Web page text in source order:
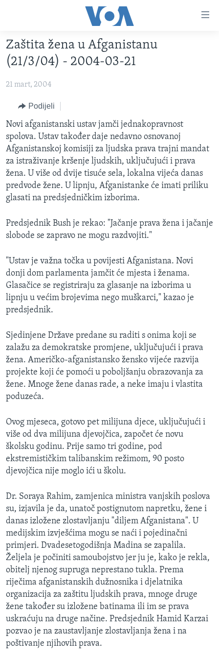
glavni
sadržaj
Pređi
na
navigaciju
Idi
na
pretragu
TV PROGRAM
VIDEO
FOTOGRAFIJE DANA
VIJESTI
SJEDINJENE AMERIČKE DRŽAVE
BOSNA I HERCEGOVINA
SVIJET
NAUKA I TEHNOLOGIJA
SPECIJALNI PROJEKTI
KORUPCIJA
SLOBODA MEDIJA
ŽENSKA STRANA
MAGAZIN
Learning English
PRATITE NAS
Jezici
Zaštita žena u Afganistanu
(21/3/04) - 2004-03-21
21 mart, 2004
Podijeli
Novi afganistanski ustav jamči jednakopravnost
spolova. Ustav također daje nedavno osnovanoj
Afganistanskoj komisiji za ljudska prava trajni mandat
za istraživanje kršenje ljudskih, uključujući i prava
žena. U više od dvije tisuće sela, lokalna vijeća danas
predvode žene. U lipnju, Afganistanke će imati priliku
glasati na predsjedničkim izborima.
Predsjednik Bush je rekao: "Jačanje prava žena i jačanje
slobode se zapravo ne mogu razdvojiti."
"Ustav je važna točka u povijesti Afganistana. Novi
donji dom parlamenta jamčit će mjesta i ženama.
Glasačice se registriraju za glasanje na izborima u
lipnju u većim brojevima nego muškarci," kazao je
predsjednik.
Sjedinjene Države predane su raditi s onima koji se
zalažu za demokratske promjene, uključujući i prava
žena. Američko-afganistansko žensko vijeće razvija
projekte koji će pomoći u poboljšanju obrazovanja za
žene. Mnoge žene danas rade, a neke imaju i vlastita
poduzeća.
Ovog mjeseca, gotovo pet milijuna djece, uključujući i
više od dva milijuna djevojčica, započet će novu
školsku godinu. Prije samo tri godine, pod
ekstremističkim talibanskim režimom, 90 posto
djevojčica nije moglo ići u školu.
Dr. Soraya Rahim, zamjenica ministra vanjskih poslova
su, izjavila je da, unatoč postignutom napretku, žene i
danas izložene zlostavljanju "diljem Afganistana". U
medijskim izvješćima mogu se naći i pojedinačni
primjeri. Dvadesetogodišnja Madina se zapalila.
Željela je počiniti samoubojstvo jer ju je, kako je rekla,
obitelj njenog supruga neprestano tukla. Prema
riječima afganistanskih dužnosnika i djelatnika
organizacija za zaštitu ljudskih prava, mnoge druge
žene također su izložene batinama ili im se prava
uskraćuju na druge načine. Predsjednik Hamid Karzai
pozvao je na zaustavljanje zlostavljanja žena i na
poštivanje njihovih prava.